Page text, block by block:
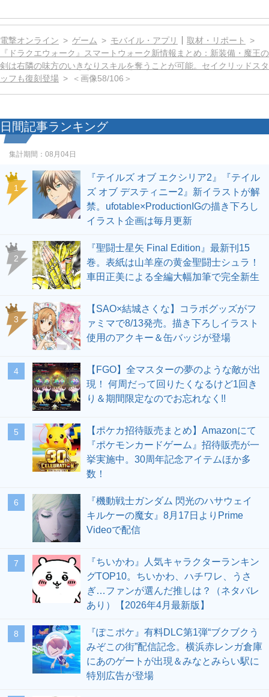
電撃オンライン ゲーム モバイル・アプリ
取材・リポート
『ドラクエウォーク』スマートウォーク新情報まとめ：新装備・魔王の
剣は右隣の味方のいきなりスキルを奪うことが可能。セイクリッドスタ
ッフも復刻登場
＜画像58/106＞
日間記事ランキング
集計期間： 08月04日
1
『テイルズ オブ エクシリア2』『テイル
ズ オブ デスティニー2』新イラストが解
禁。ufotable×ProductionIGの描き下ろし
イラスト企画は毎月更新
2
『聖闘士星矢 Final Edition』最新刊15
巻。表紙は山羊座の黄金聖闘士シュラ！
車田正美による全編大幅加筆で完全新生
3
【SAO×結城さくな】コラボグッズがフ
ァミマで8/13発売。描き下ろしイラスト
使用のアクキー＆缶バッジが登場
4
【FGO】全マスターの夢のような敵が出
現！ 何周だって回りたくなるけど1回き
り＆期間限定なのでお忘れなく!!
5
【ポケカ招待販売まとめ】Amazonにて
『ポケモンカードゲーム』招待販売が一
挙実施中。30周年記念アイテムほか多
数！
6
『機動戦士ガンダム 閃光のハサウェイ
キルケーの魔女』8月17日よりPrime
Videoで配信
7
『ちいかわ』人気キャラクターランキン
グTOP10。ちいかわ、ハチワレ、うさ
ぎ…ファンが選んだ推しは？（ネタバレ
あり）【2026年4月最新版】
8
『ぽこポケ』有料DLC第1弾“ブクブクう
みぞこの街”配信記念。横浜赤レンガ倉庫
にあのゲートが出現＆みなとみらい駅に
特別広告が登場